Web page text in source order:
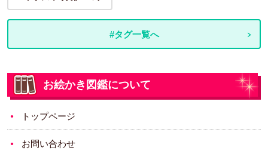
#タグ一覧へ
お絵かき図鑑について
トップページ
お問い合わせ